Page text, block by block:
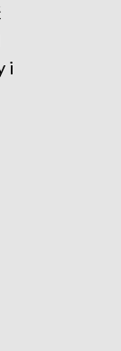
i